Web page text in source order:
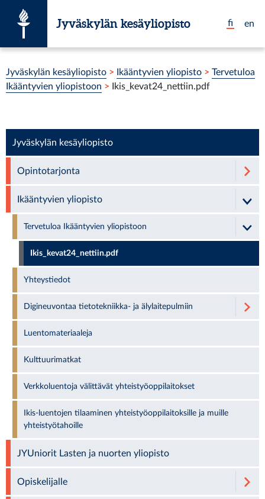
fi
en
Jyväskylän kesäyliopisto
Jyväskylän kesäyliopisto > Ikääntyvien yliopisto > Tervetuloa
Ikääntyvien yliopistoon > Ikis_kevat24_nettiin.pdf
Jyväskylän kesäyliopisto
Opintotarjonta
Ikääntyvien yliopisto
Tervetuloa Ikääntyvien yliopistoon
Ikis_kevat24_nettiin.pdf
Yhteystiedot
Digineuvontaa tietotekniikka- ja älylaitepulmiin
Luentomateriaaleja
Kulttuurimatkat
Verkkoluentoja välittävät yhteistyöoppilaitokset
Ikis-luentojen tilaaminen yhteistyöoppilaitoksille ja muille
yhteistyötahoille
JYUniorit Lasten ja nuorten yliopisto
Opiskelijalle